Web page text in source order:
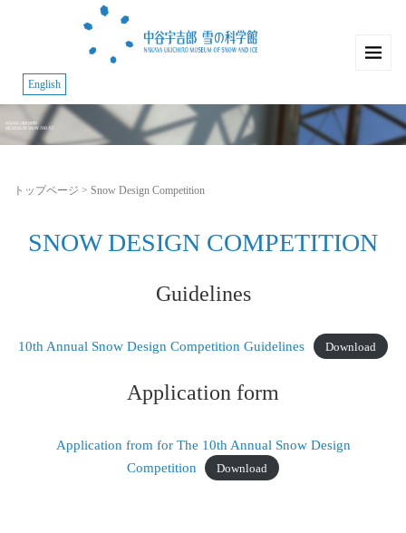
English
トップページ > Snow Design Competition
SNOW DESIGN COMPETITION
Guidelines
10th Annual Snow Design Competition Guidelines Download
Application form
Application from for The 10th Annual Snow Design
Competition
Download